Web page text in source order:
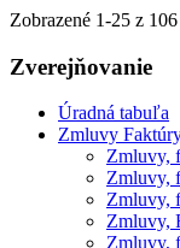
Zobrazené 1-25 z 106
Zverejňovanie
Úradná tabuľa
Zmluvy
Zmluvy,
Zmluvy,
Zmluvy,
Zmluvy,
Zmluvy,